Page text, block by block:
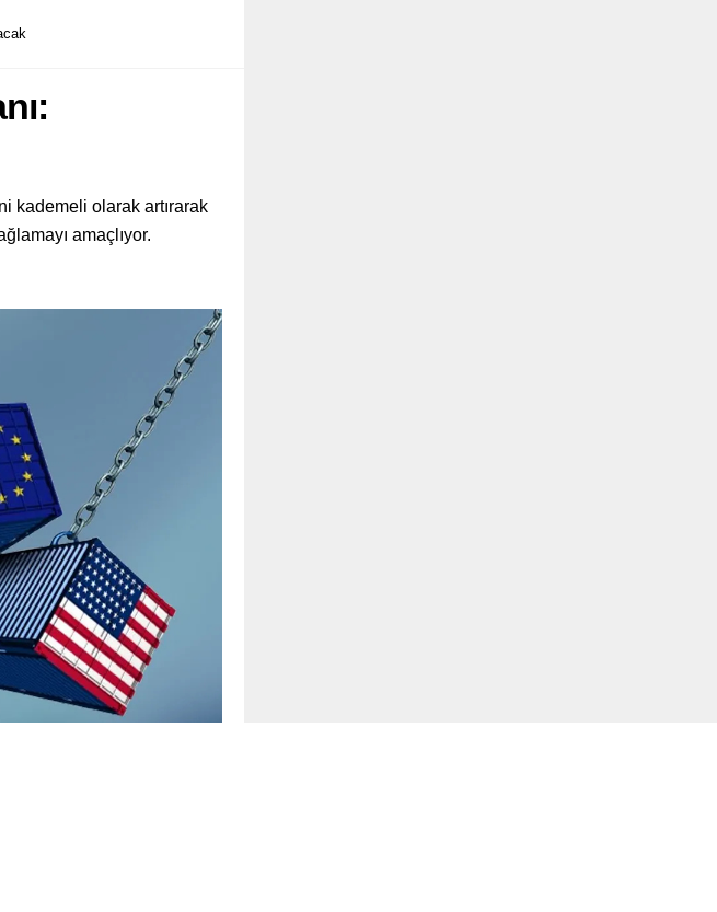
kademeli olarak artırarak
amaçlıyor.